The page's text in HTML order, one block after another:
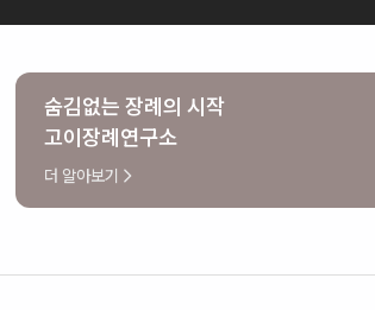
숨김없는 장례의 시작
고이장례연구소
더 알아보기